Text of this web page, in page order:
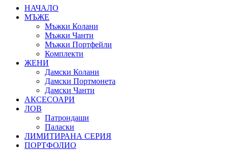
НАЧАЛО
МЪЖЕ
Мъжки Колани
Мъжки Чанти
Мъжки Портфейли
Комплекти
ЖЕНИ
Дамски Колани
Дамски Портмонета
Дамски Чанти
АКСЕСОАРИ
ЛОВ
Патрондаши
Паласки
ЛИМИТИРАНА СЕРИЯ
ПОРТФОЛИО